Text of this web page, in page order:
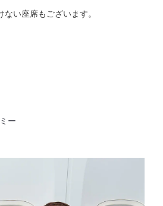
い座席もございます。
ー